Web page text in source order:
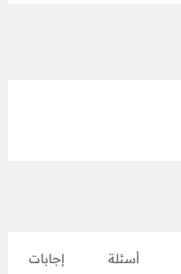
أسئلة إجابات